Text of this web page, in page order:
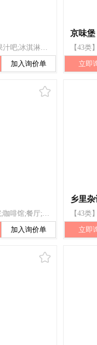
【43类】餐厅;果汁吧;冰淇淋店（店内食用）;咖啡馆服务;拉面馆;酒馆;外卖餐馆;快餐馆;日式料理餐厅;茶馆
加入询价单
京味堡
立即
【43类】养老院;咖啡馆;餐厅;饭店;日间托儿所（看孩子）;快餐馆;酒吧服务;帐篷出租;流动饮食供应;茶馆
加入询价单
乡里杂
立即